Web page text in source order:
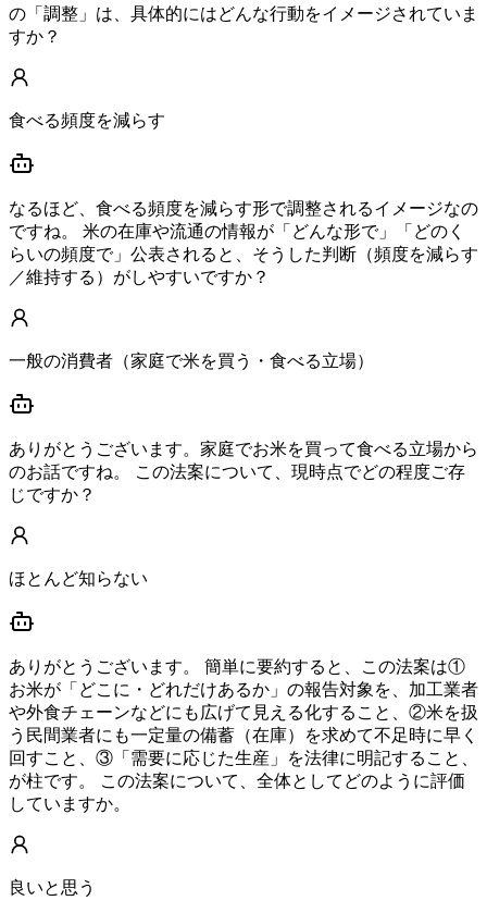
の「調整」は、具体的にはどんな行動をイメージされていま
すか？
食べる頻度を減らす
なるほど、食べる頻度を減らす形で調整されるイメージなの
ですね。 米の在庫や流通の情報が「どんな形で」「どのく
らいの頻度で」公表されると、そうした判断（頻度を減らす
／維持する）がしやすいですか？
一般の消費者（家庭で米を買う・食べる立場）
ありがとうございます。家庭でお米を買って食べる立場から
のお話ですね。 この法案について、現時点でどの程度ご存
じですか？
ほとんど知らない
ありがとうございます。 簡単に要約すると、この法案は①
お米が「どこに・どれだけあるか」の報告対象を、加工業者
や外食チェーンなどにも広げて見える化すること、②米を扱
う民間業者にも一定量の備蓄（在庫）を求めて不足時に早く
回すこと、③「需要に応じた生産」を法律に明記すること、
が柱です。 この法案について、全体としてどのように評価
していますか。
良いと思う